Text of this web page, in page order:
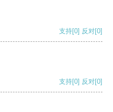
支持[0] 反对[0]
支持[0] 反对[0]